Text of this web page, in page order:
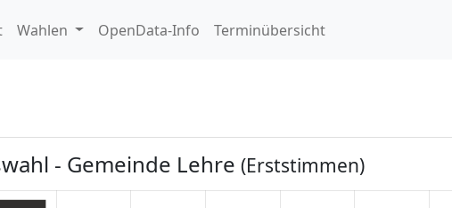
Wahlen OpenData-Info Terminübersicht
- Gemeinde Lehre (Erststimmen)